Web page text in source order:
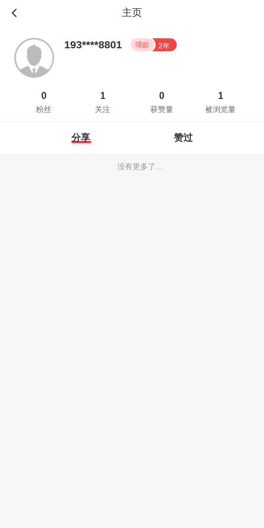
主页
193****8801 喵龄 2年
0
粉丝
1
关注
0
获赞量
1
被浏览量
分享 赞过
没有更多了...